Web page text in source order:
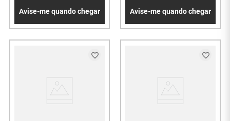
Avise-me quando chegar Avise-me quando chegar